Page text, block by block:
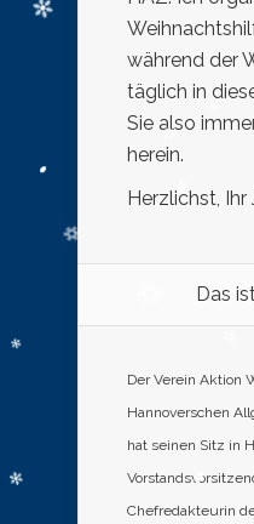
während der
täglich in
Sie also
herein.
Herzlichst, Ihr
Das
Der Verein Aktion
Hannoverschen
hat seinen Sitz in
Chefredakteurin